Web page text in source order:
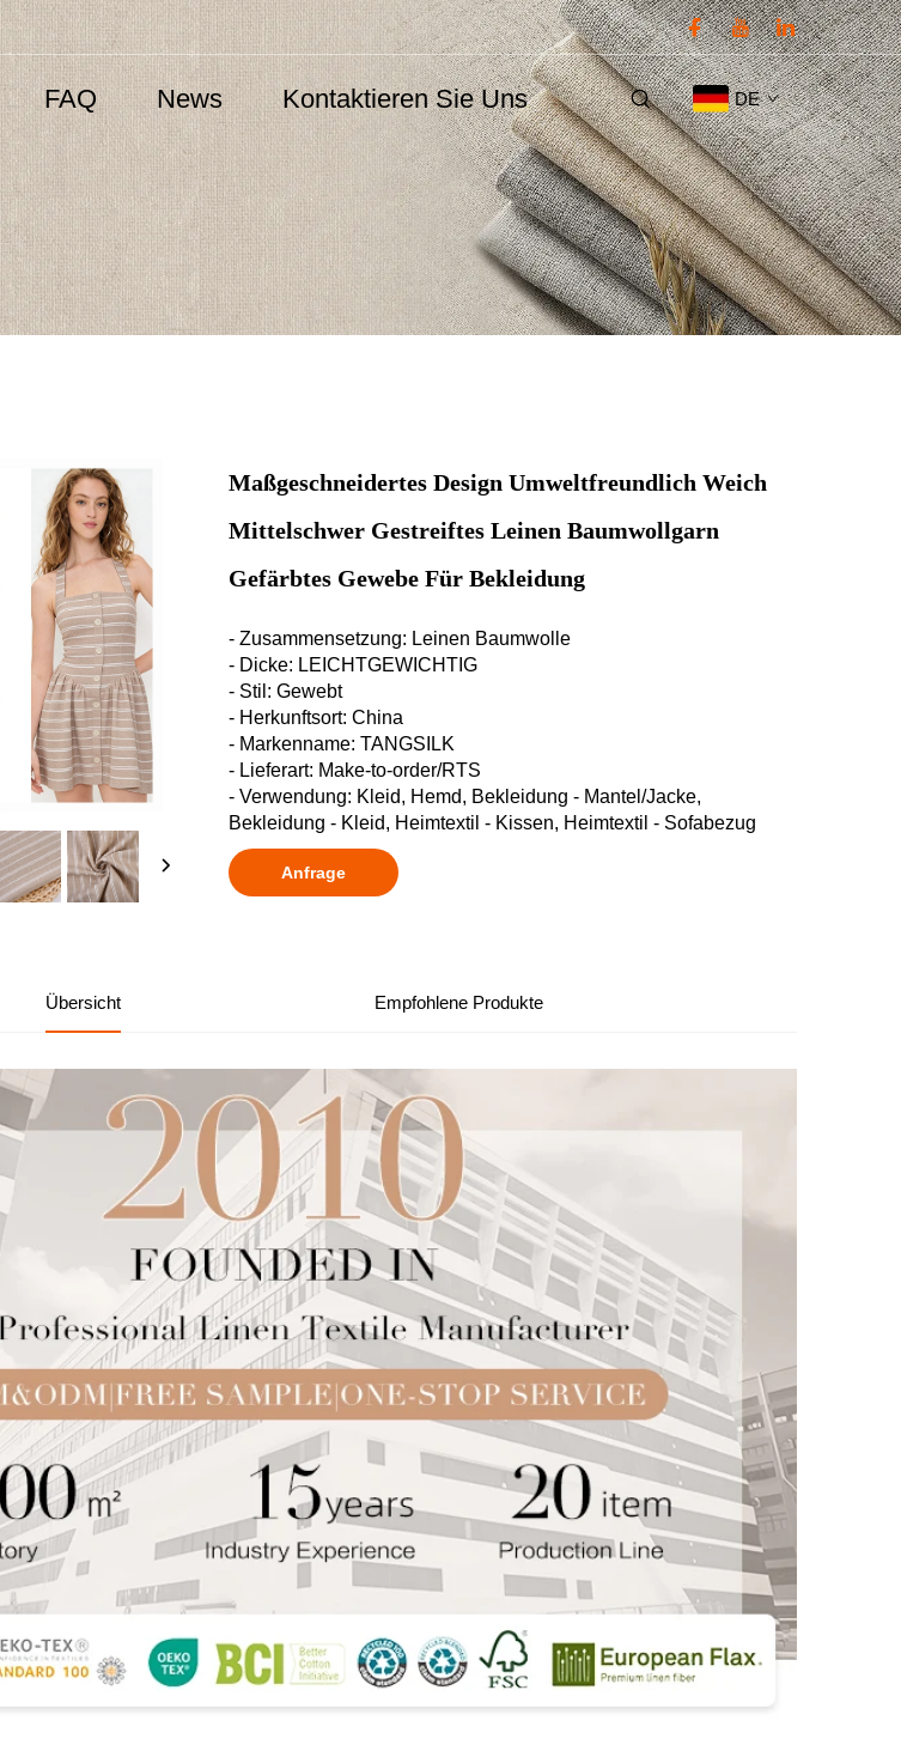
FAQ News Kontaktieren Sie Uns DE
Maßgeschneidertes Design Umweltfreundlich Weich
Mittelschwer Gestreiftes Leinen Baumwollgarn
Gefärbtes Gewebe Für Bekleidung
- Zusammensetzung: Leinen Baumwolle
- Dicke: LEICHTGEWICHTIG
- Stil: Gewebt
- Herkunftsort: China
- Markenname: TANGSILK
- Lieferart: Make-to-order/RTS
- Verwendung: Kleid, Hemd, Bekleidung - Mantel/Jacke,
Bekleidung - Kleid, Heimtextil - Kissen, Heimtextil - Sofabezug
Anfrage
Übersicht Empfohlene Produkte